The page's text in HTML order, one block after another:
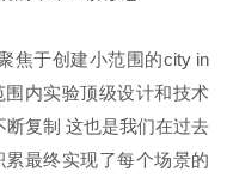
焦于创建小范围的city in
内实验顶级设计和技术
复制 这也是我们在过去
最终实现了每个场景的